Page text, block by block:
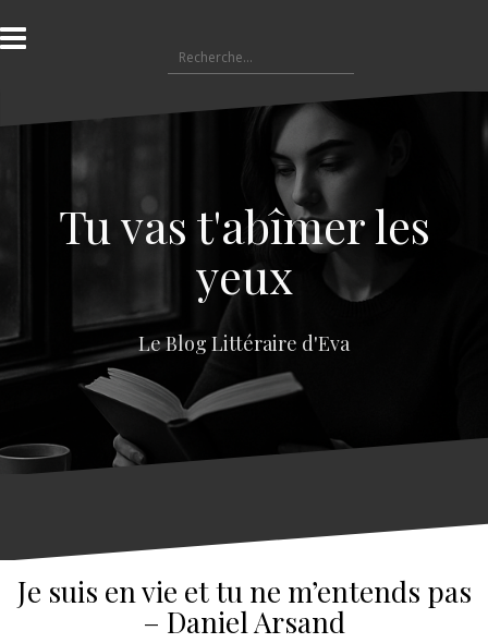
l
a
e
e
Tu vas t'abîmer les
yeux
Le Blog Littéraire d'Eva
Je suis en vie et tu ne m’entends pas
– Daniel Arsand